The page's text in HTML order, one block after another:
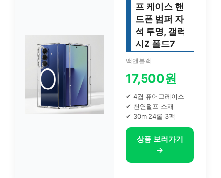
프 케이스 핸
드폰 범퍼 자
석 투명, 갤럭
시Z 폴드7
맥앤블랙
17,500원
✔ 4겹 퓨어그레이스
✔ 천연펄프 소재
✔ 30m 24롤 3팩
상품 보러가기
→